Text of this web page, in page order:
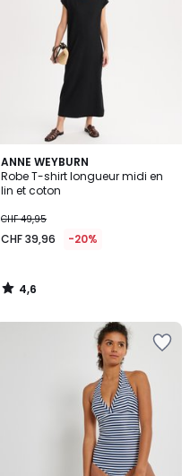
ANNE WEYBURN
Robe T-shirt longueur midi en
lin et coton
CHF 49,95
CHF 39,96 -20%
4,6
/ 5
4,6
/